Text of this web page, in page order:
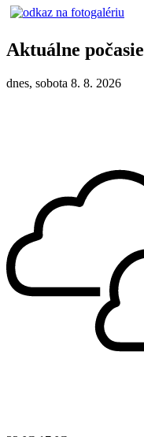
Aktuálne počasie
dnes, sobota 8. 8. 2026